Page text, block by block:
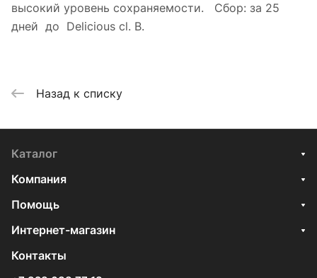
высокий уровень сохраняемости. Сбор: за 25
дней до Delicious cl. B.
Назад к списку
Каталог
Компания
Помощь
Интернет-магазин
Контакты